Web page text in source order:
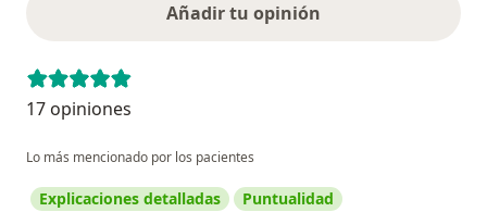
Añadir tu opinión
17 opiniones
Lo más mencionado por los pacientes
Explicaciones detalladas
Puntualidad